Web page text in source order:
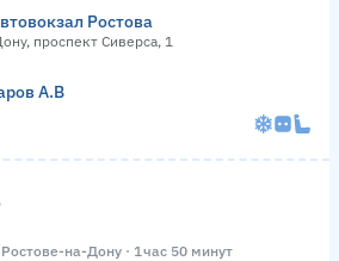
Ростова
проспект Сиверса, 1
А.В
на-Дону · 1 час 50 минут